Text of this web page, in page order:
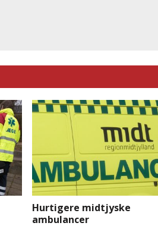
Hurtigere midtjyske
ambulancer